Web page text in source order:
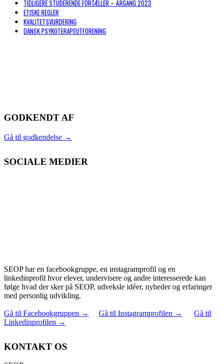
TIDLIGERE STUDERENDE FORTÆLLER – ÅRGANG 2023
ETISKE REGLER
KVALITETSVURDERING
DANSK PSYKOTERAPEUTFORENING
GODKENDT AF
Gå til godkendelse →
SOCIALE MEDIER
SEOP har en facebookgruppe, en instagramprofil og en
linkedinprofil hvor elever, undervisere og andre interesserede kan
følge hvad der sker på SEOP, udveksle idéer, nyheder og erfaringer
med personlig udvikling.
Gå til Facebookgruppen → Gå til Instagramprofilen →
Gå til
Linkedinprofilen →
KONTAKT OS